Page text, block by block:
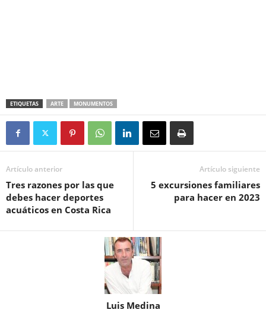
ETIQUETAS ARTE MONUMENTOS
Artículo anterior
Tres razones por las que
debes hacer deportes
acuáticos en Costa Rica
Artículo siguiente
5 excursiones familiares
para hacer en 2023
Luis Medina